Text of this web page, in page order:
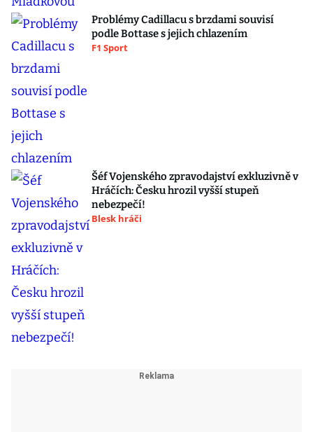
Problémy Cadillacu s brzdami souvisí
podle Bottase s jejich chlazením
F1 Sport
Šéf Vojenského zpravodajství exkluzivně v
Hráčích: Česku hrozil vyšší stupeň
nebezpečí!
Blesk hráči